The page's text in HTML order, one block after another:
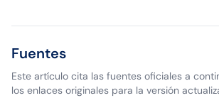
Fuentes
Este artículo cita las fuentes oficiales a
los enlaces originales para la versión